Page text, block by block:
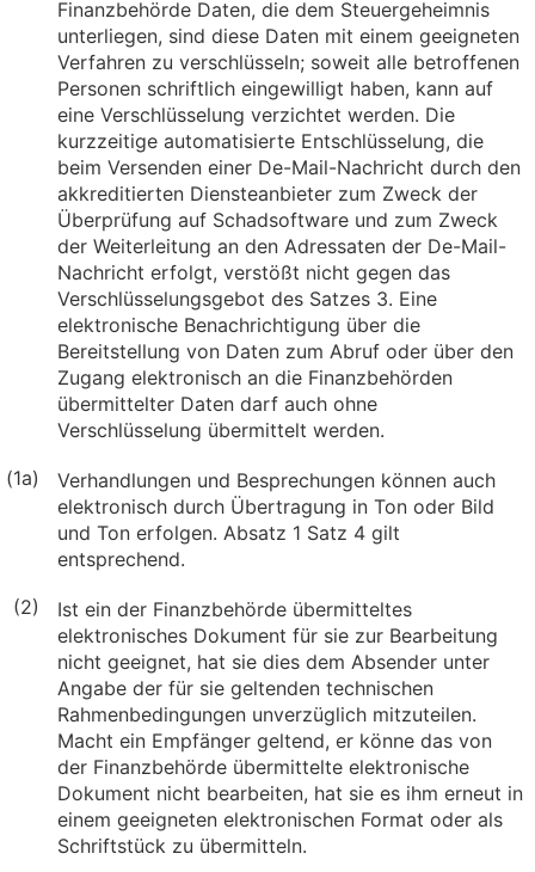
Finanzbehörde Daten, die dem Steuergeheimnis
unterliegen, sind diese Daten mit einem geeigneten
Verfahren zu verschlüsseln; soweit alle betroffenen
Personen schriftlich eingewilligt haben, kann auf
eine Verschlüsselung verzichtet werden. Die
kurzzeitige automatisierte Entschlüsselung, die
beim Versenden einer De-Mail-Nachricht durch den
akkreditierten Diensteanbieter zum Zweck der
Überprüfung auf Schadsoftware und zum Zweck
der Weiterleitung an den Adressaten der De-Mail-
Nachricht erfolgt, verstößt nicht gegen das
Verschlüsselungsgebot des Satzes 3. Eine
elektronische Benachrichtigung über die
Bereitstellung von Daten zum Abruf oder über den
Zugang elektronisch an die Finanzbehörden
übermittelter Daten darf auch ohne
Verschlüsselung übermittelt werden.
(1a)
Verhandlungen und Besprechungen können auch
elektronisch durch Übertragung in Ton oder Bild
und Ton erfolgen. Absatz 1 Satz 4 gilt
entsprechend.
(2)
Ist ein der Finanzbehörde übermitteltes
elektronisches Dokument für sie zur Bearbeitung
nicht geeignet, hat sie dies dem Absender unter
Angabe der für sie geltenden technischen
Rahmenbedingungen unverzüglich mitzuteilen.
Macht ein Empfänger geltend, er könne das von
der Finanzbehörde übermittelte elektronische
Dokument nicht bearbeiten, hat sie es ihm erneut in
einem geeigneten elektronischen Format oder als
Schriftstück zu übermitteln.